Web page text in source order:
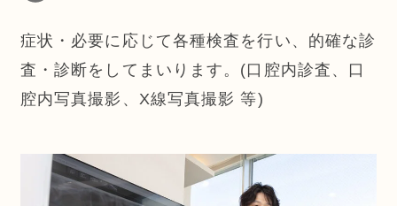
症状・必要に応じて各種検査を行い、的確な診
査・診断をしてまいります。(口腔内診査、口
腔内写真撮影、X線写真撮影 等)